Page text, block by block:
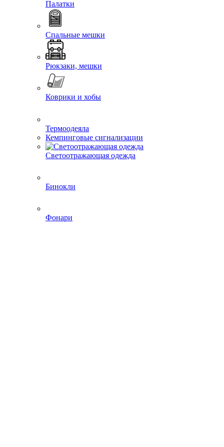
Палатки
Спальные мешки
Рюкзаки, мешки
Коврики и хобы
Термоодеяла
Кемпинговые сигнализации
Светоотражающая одежда
Бинокли
Фонари